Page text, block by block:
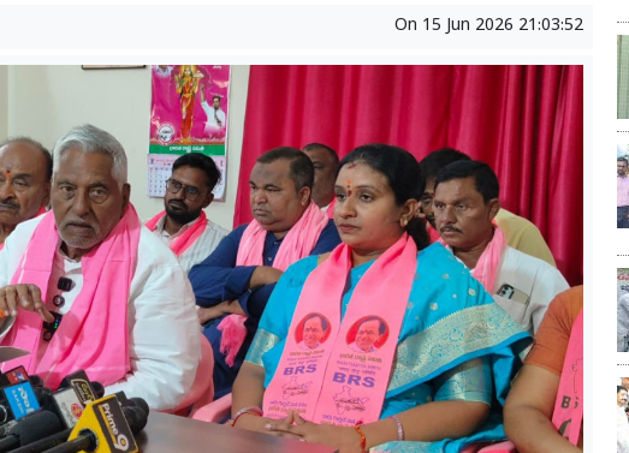
On 15 Jun 2026 21:03:52